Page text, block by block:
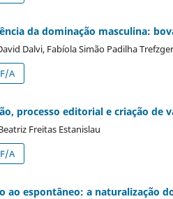
da dominação masculina:
Dalvi, Fabíola Simão Padilha Trefzger
A
processo editorial e criação de
Freitas Estanislau
A
ao espontâneo: a naturalização